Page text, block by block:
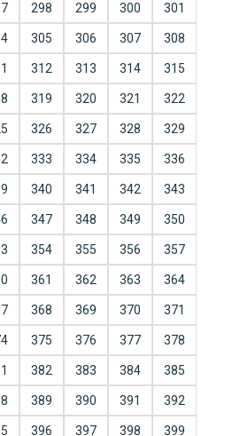
298 299 300 301
305 306 307 308
312 313 314 315
319 320 321 322
326 327 328 329
333 334 335 336
340 341 342 343
347 348 349 350
354 355 356 357
361 362 363 364
368 369 370 371
375 376 377 378
382 383 384 385
389 390 391 392
396 397 398 399